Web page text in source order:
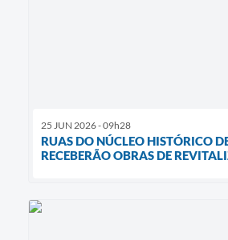
25 JUN 2026 - 09h28
RUAS DO NÚCLEO HISTÓRICO
RECEBERÃO OBRAS DE